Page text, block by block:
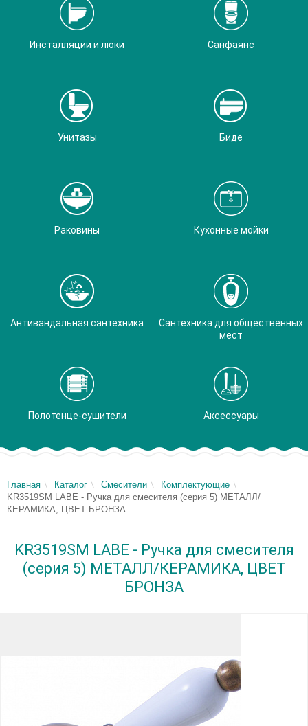
Инсталляции и люки Санфаянс
Унитазы Биде
Раковины Кухонные мойки
Антивандальная сантехника
Сантехника для общественных
мест
Полотенце-сушители Аксессуары
Главная Каталог Смесители
Комплектующие
KR3519SM LABE - Ручка для смесителя (серия 5) МЕТАЛЛ/
КЕРАМИКА, ЦВЕТ БРОНЗА
KR3519SM LABE - Ручка для смесителя
(серия 5) МЕТАЛЛ/КЕРАМИКА, ЦВЕТ
БРОНЗА